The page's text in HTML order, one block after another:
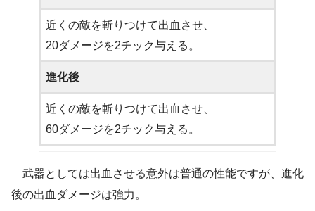
近くの敵を斬りつけて出血させ、
20ダメージを2チック与える。
進化後
近くの敵を斬りつけて出血させ、
60ダメージを2チック与える。
武器としては出血させる意外は普通の性能ですが、進化
後の出血ダメージは強力。